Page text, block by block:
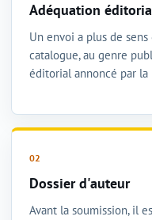
Adéquation
Un envoi a plus de
catalogue, au genre
éditorial annoncé par la
Dossier d'auteur
Avant la soumission, il